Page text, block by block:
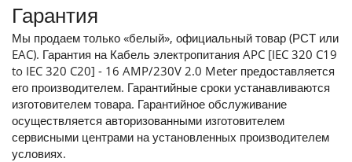
Гарантия
Мы продаем только «белый», официальный товар (РСТ или
EAC). Гарантия на Кабель электропитания APC [IEC 320 C19
to IEC 320 C20] - 16 AMP/230V 2.0 Meter предоставляется
его производителем. Гарантийные сроки устанавливаются
изготовителем товара. Гарантийное обслуживание
осуществляется авторизованными изготовителем
сервисными центрами на установленных производителем
условиях.